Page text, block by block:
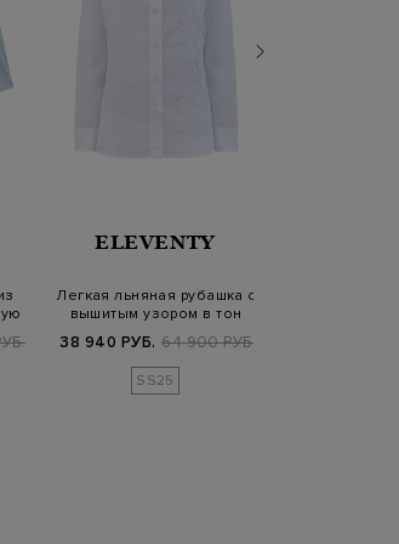
ELEVENTY
Легкая льняная рубашка с
вышитым узором в тон
38 940 РУБ. 64 900 РУБ.
SS25